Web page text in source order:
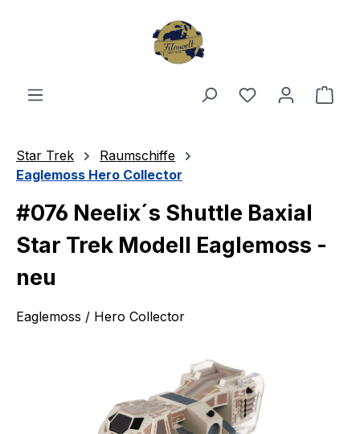
Du hast 0
Star Trek
Raumschiffe
Eaglemoss Hero Collector
#076 Neelix´s Shuttle Baxial
Star Trek Modell Eaglemoss -
neu
Eaglemoss / Hero Collector